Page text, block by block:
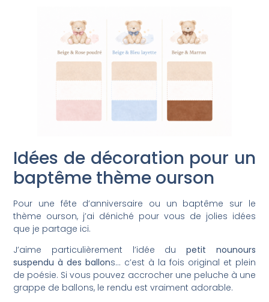
Idées de décoration pour un
baptême thème ourson
Pour une fête d’anniversaire ou un baptême sur le
thème ourson, j’ai déniché pour vous de jolies idées
que je partage ici.
J’aime particulièrement l’idée du petit nounours
suspendu à des ballons… c’est à la fois original et plein
de poésie. Si vous pouvez accrocher une peluche à une
grappe de ballons, le rendu est vraiment adorable.